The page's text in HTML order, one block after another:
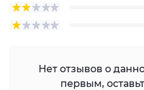
Нет отзывов о
первым,